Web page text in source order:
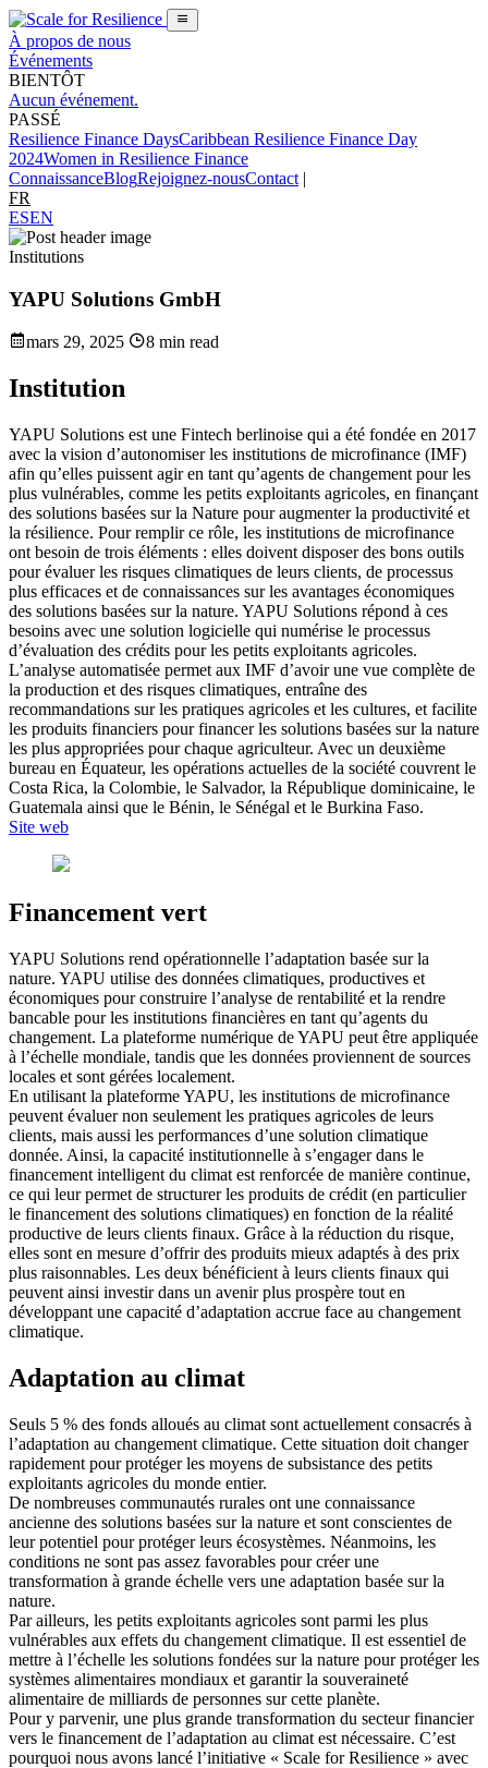
À propos de nous
Événements
BIENTÔT
Aucun événement.
PASSÉ
Resilience Finance DaysCaribbean Resilience Finance Day
2024Women in Resilience Finance
ConnaissanceBlogRejoignez-nousContact |
FR
ESEN
Institutions
YAPU Solutions GmbH
mars 29, 2025 8 min read
Institution
YAPU Solutions est une Fintech berlinoise qui a été fondée en 2017
avec la vision d’autonomiser les institutions de microfinance (IMF)
afin qu’elles puissent agir en tant qu’agents de changement pour les
plus vulnérables, comme les petits exploitants agricoles, en finançant
des solutions basées sur la Nature pour augmenter la productivité et
la résilience. Pour remplir ce rôle, les institutions de microfinance
ont besoin de trois éléments : elles doivent disposer des bons outils
pour évaluer les risques climatiques de leurs clients, de processus
plus efficaces et de connaissances sur les avantages économiques
des solutions basées sur la nature. YAPU Solutions répond à ces
besoins avec une solution logicielle qui numérise le processus
d’évaluation des crédits pour les petits exploitants agricoles.
L’analyse automatisée permet aux IMF d’avoir une vue complète de
la production et des risques climatiques, entraîne des
recommandations sur les pratiques agricoles et les cultures, et facilite
les produits financiers pour financer les solutions basées sur la nature
les plus appropriées pour chaque agriculteur. Avec un deuxième
bureau en Équateur, les opérations actuelles de la société couvrent le
Costa Rica, la Colombie, le Salvador, la République dominicaine, le
Guatemala ainsi que le Bénin, le Sénégal et le Burkina Faso.
Site web
Financement vert
YAPU Solutions rend opérationnelle l’adaptation basée sur la
nature. YAPU utilise des données climatiques, productives et
économiques pour construire l’analyse de rentabilité et la rendre
bancable pour les institutions financières en tant qu’agents du
changement. La plateforme numérique de YAPU peut être appliquée
à l’échelle mondiale, tandis que les données proviennent de sources
locales et sont gérées localement.
En utilisant la plateforme YAPU, les institutions de microfinance
peuvent évaluer non seulement les pratiques agricoles de leurs
clients, mais aussi les performances d’une solution climatique
donnée. Ainsi, la capacité institutionnelle à s’engager dans le
financement intelligent du climat est renforcée de manière continue,
ce qui leur permet de structurer les produits de crédit (en particulier
le financement des solutions climatiques) en fonction de la réalité
productive de leurs clients finaux. Grâce à la réduction du risque,
elles sont en mesure d’offrir des produits mieux adaptés à des prix
plus raisonnables. Les deux bénéficient à leurs clients finaux qui
peuvent ainsi investir dans un avenir plus prospère tout en
développant une capacité d’adaptation accrue face au changement
climatique.
Adaptation au climat
Seuls 5 % des fonds alloués au climat sont actuellement consacrés à
l’adaptation au changement climatique. Cette situation doit changer
rapidement pour protéger les moyens de subsistance des petits
exploitants agricoles du monde entier.
De nombreuses communautés rurales ont une connaissance
ancienne des solutions basées sur la nature et sont conscientes de
leur potentiel pour protéger leurs écosystèmes. Néanmoins, les
conditions ne sont pas assez favorables pour créer une
transformation à grande échelle vers une adaptation basée sur la
nature.
Par ailleurs, les petits exploitants agricoles sont parmi les plus
vulnérables aux effets du changement climatique. Il est essentiel de
mettre à l’échelle les solutions fondées sur la nature pour protéger les
systèmes alimentaires mondiaux et garantir la souveraineté
alimentaire de milliards de personnes sur cette planète.
Pour y parvenir, une plus grande transformation du secteur financier
vers le financement de l’adaptation au climat est nécessaire. C’est
pourquoi nous avons lancé l’initiative « Scale for Resilience » avec